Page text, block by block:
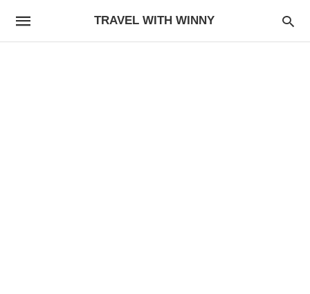
TRAVEL WITH WINNY